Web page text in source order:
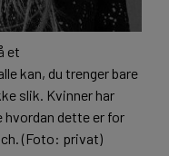
et
kan, du trenger bare
slik. Kvinner har
hvordan dette er for
(Foto: privat)